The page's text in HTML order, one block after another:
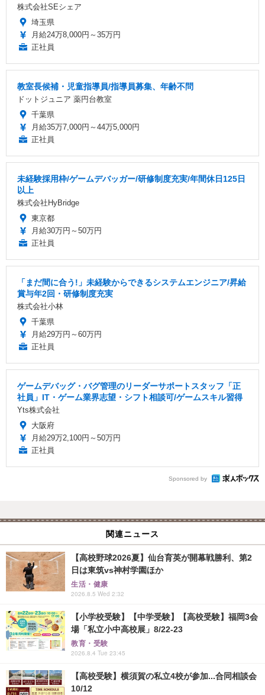
株式会社SEシェア
埼玉県
月給24万8,000円～35万円
正社員
教室長候補・児童指導員/指導員募集、年齢不問
ドットジュニア 薬円台教室
千葉県
月給35万7,000円～44万5,000円
正社員
未経験採用枠/ゲームデバッガー/研修制度充実/年間休日125日
以上
株式会社HyBridge
東京都
月給30万円～50万円
正社員
「まだ間に合う!」未経験からできるシステムエンジニア/昇給
賞与年2回・研修制度充実
株式会社小林
千葉県
月給29万円～60万円
正社員
ゲームデバッグ・バグ管理のリーダーサポートスタッフ「正
社員」IT・ゲーム業界志望・シフト相談可/ゲームスキル習得
Yts株式会社
大阪府
月給29万2,100円～50万円
正社員
Sponsored by
関連ニュース
【高校野球2026夏】仙台育英が開幕戦勝利、第2
日は東筑vs神村学園ほか
生活・健康
2026.8.5 Wed 2:32
【小学校受験】【中学受験】【高校受験】福岡3会
場「私立小中高校展」8/22-23
教育・受験
2026.8.4 Tue 23:45
【高校受験】横須賀の私立4校が参加...合同相談会
10/12